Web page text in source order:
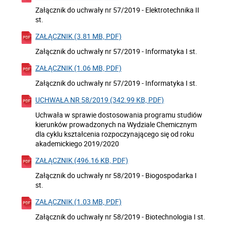
Załącznik do uchwały nr 57/2019 - Elektrotechnika II
st.
ZAŁĄCZNIK (3.81 MB, PDF)
Załącznik do uchwały nr 57/2019 - Informatyka I st.
ZAŁĄCZNIK (1.06 MB, PDF)
Załącznik do uchwały nr 57/2019 - Informatyka I st.
UCHWAŁA NR 58/2019 (342.99 KB, PDF)
Uchwała w sprawie dostosowania programu studiów
kierunków prowadzonych na Wydziale Chemicznym
dla cyklu kształcenia rozpoczynającego się od roku
akademickiego 2019/2020
ZAŁĄCZNIK (496.16 KB, PDF)
Załącznik do uchwały nr 58/2019 - Biogospodarka I
st.
ZAŁĄCZNIK (1.03 MB, PDF)
Załącznik do uchwały nr 58/2019 - Biotechnologia I st.